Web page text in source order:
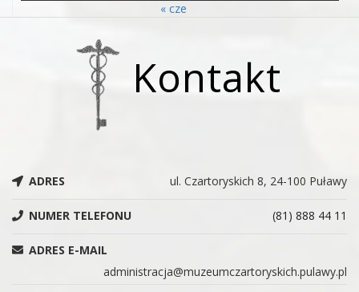
« cze
Kontakt
ADRES ul. Czartoryskich 8, 24-100 Puławy
NUMER TELEFONU (81) 888 44 11
ADRES E-MAIL
administracja@muzeumczartoryskich.pulawy.pl